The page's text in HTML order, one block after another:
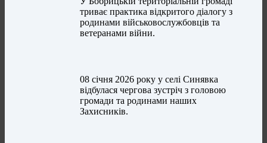
триває практика відкритого діалогу з
родинами військовослужбовців та
ветеранами війни.
08 січня 2026 року у селі Синявка
відбулася чергова зустріч з головою
громади та родинами наших
Захисників.